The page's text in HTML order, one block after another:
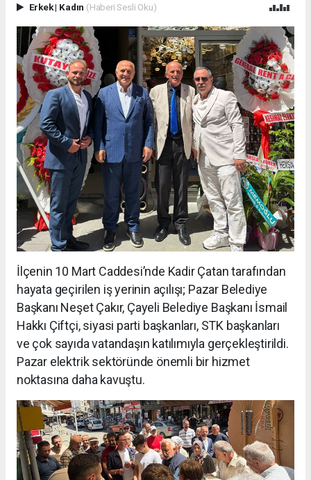
Erkek| Kadın (Haberi Sesli Oku)
İlçenin 10 Mart Caddesi’nde Kadir Çatan tarafından
hayata geçirilen iş yerinin açılışı; Pazar Belediye
Başkanı Neşet Çakır, Çayeli Belediye Başkanı İsmail
Hakkı Çiftçi, siyasi parti başkanları, STK başkanları
ve çok sayıda vatandaşın katılımıyla gerçekleştirildi.
Pazar elektrik sektöründe önemli bir hizmet
noktasına daha kavuştu.